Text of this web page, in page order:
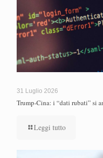
31 Luglio 2026
Trump-Cina: i “dati rubati” si
Leggi tutto